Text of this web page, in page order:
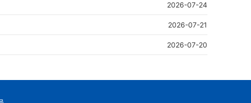
2026-07-24
2026-07-21
2026-07-20